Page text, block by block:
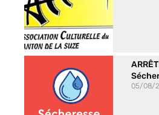
05/08/